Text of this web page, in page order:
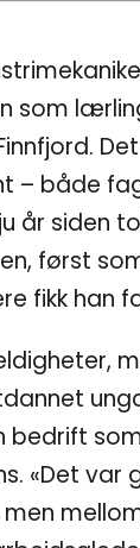
som
– både
år siden
først
fikk han
bedrift
«Det var